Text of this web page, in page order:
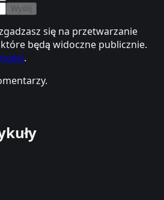
Wyślij
się na przetwarzanie
będą widoczne publicznie.
.